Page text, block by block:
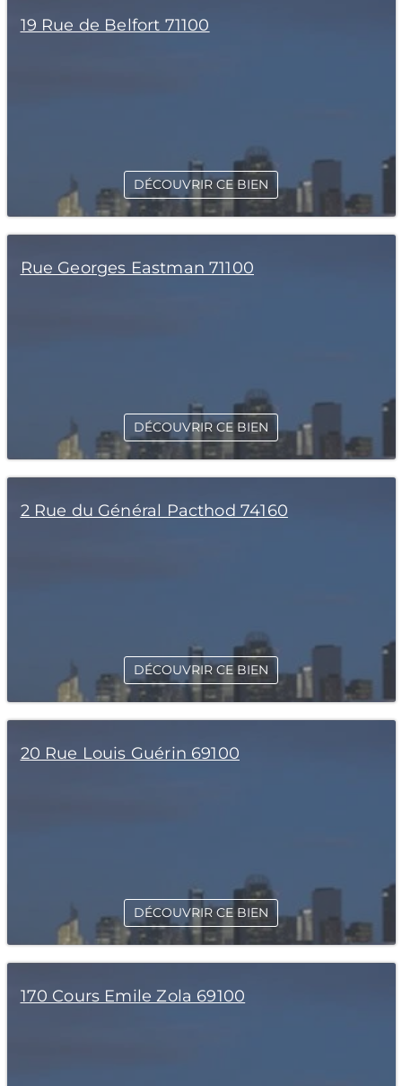
19 Rue de Belfort 71100
DÉCOUVRIR CE BIEN
Rue Georges Eastman 71100
DÉCOUVRIR CE BIEN
2 Rue du Général Pacthod 74160
DÉCOUVRIR CE BIEN
20 Rue Louis Guérin 69100
DÉCOUVRIR CE BIEN
170 Cours Emile Zola 69100